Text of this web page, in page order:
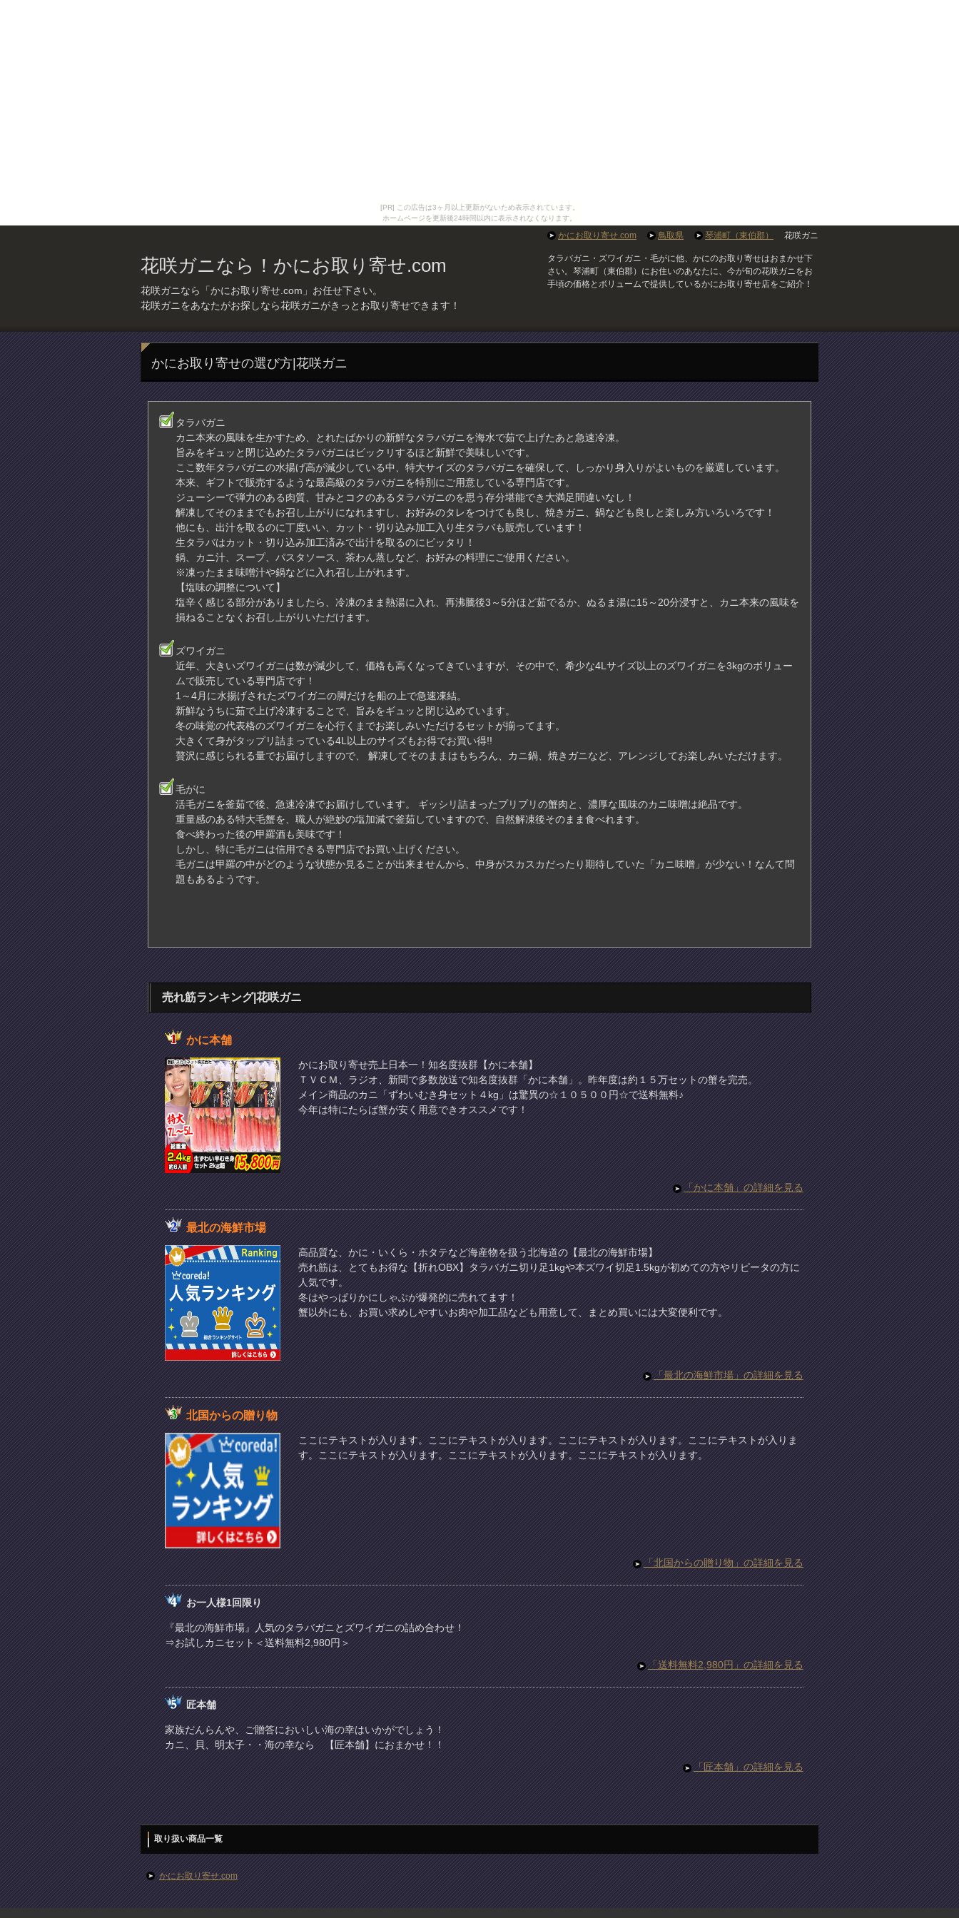
[PR] この広告は3ヶ月以上更新がないため表示されています。
ホームページを更新後24時間以内に表示されなくなります。
花咲ガニなら！かにお取り寄せ.com
花咲ガニなら「かにお取り寄せ.com」お任せ下さい。
花咲ガニをあなたがお探しなら花咲ガニがきっとお取り寄せできます！
タラバガニ・ズワイガニ・毛がに他、かにのお取り寄せはおまかせ下
さい。琴浦町（東伯郡）にお住いのあなたに、今が旬の花咲ガニをお
手頃の価格とボリュームで提供しているかにお取り寄せ店をご紹介！
かにお取り寄せの選び方|花咲ガニ
タラバガニ
カニ本来の風味を生かすため、とれたばかりの新鮮なタラバガニを海水で茹で上げたあと急速冷凍。
旨みをギュッと閉じ込めたタラバガニはビックリするほど新鮮で美味しいです。
ここ数年タラバガニの水揚げ高が減少している中、特大サイズのタラバガニを確保して、しっかり身入りがよいものを厳選しています。
本来、ギフトで販売するような最高級のタラバガニを特別にご用意している専門店です。
ジューシーで弾力のある肉質、甘みとコクのあるタラバガニのを思う存分堪能でき大満足間違いなし！
解凍してそのままでもお召し上がりになれますし、お好みのタレをつけても良し、焼きガニ、鍋なども良しと楽しみ方いろいろです！
他にも、出汁を取るのに丁度いい、カット・切り込み加工入り生タラバも販売しています！
生タラバはカット・切り込み加工済みで出汁を取るのにピッタリ！
鍋、カニ汁、スープ、パスタソース、茶わん蒸しなど、お好みの料理にご使用ください。
※凍ったまま味噌汁や鍋などに入れ召し上がれます。
【塩味の調整について】
塩辛く感じる部分がありましたら、冷凍のまま熱湯に入れ、再沸騰後3～5分ほど茹でるか、ぬるま湯に15～20分浸すと、カニ本来の風味を
損ねることなくお召し上がりいただけます。
ズワイガニ
近年、大きいズワイガニは数が減少して、価格も高くなってきていますが、その中で、希少な4Lサイズ以上のズワイガニを3kgのボリュー
ムで販売している専門店です！
1～4月に水揚げされたズワイガニの脚だけを船の上で急速凍結。
新鮮なうちに茹で上げ冷凍することで、旨みをギュッと閉じ込めています。
冬の味覚の代表格のズワイガニを心行くまでお楽しみいただけるセットが揃ってます。
大きくて身がタップリ詰まっている4L以上のサイズもお得でお買い得!!
贅沢に感じられる量でお届けしますので、 解凍してそのままはもちろん、カニ鍋、焼きガニなど、アレンジしてお楽しみいただけます。
毛がに
活毛ガニを釜茹で後、急速冷凍でお届けしています。 ギッシリ詰まったプリプリの蟹肉と、濃厚な風味のカニ味噌は絶品です。
重量感のある特大毛蟹を、職人が絶妙の塩加減で釜茹していますので、自然解凍後そのまま食べれます。
食べ終わった後の甲羅酒も美味です！
しかし、特に毛ガニは信用できる専門店でお買い上げください。
毛ガニは甲羅の中がどのような状態か見ることが出来ませんから、中身がスカスカだったり期待していた「カニ味噌」が少ない！なんて問
題もあるようです。
売れ筋ランキング|花咲ガニ
かに本舗
かにお取り寄せ売上日本一！知名度抜群【かに本舗】
ＴＶＣＭ、ラジオ、新聞で多数放送で知名度抜群「かに本舗」。昨年度は約１５万セットの蟹を完売。
メイン商品のカニ「ずわいむき身セット４kg」は驚異の☆１０５００円☆で送料無料♪
今年は特にたらば蟹が安く用意できオススメです！
「かに本舗」の詳細を見る
最北の海鮮市場
高品質な、かに・いくら・ホタテなど海産物を扱う北海道の【最北の海鮮市場】
売れ筋は、とてもお得な【折れOBX】タラバガニ切り足1kgや本ズワイ切足1.5kgが初めての方やリピータの方に
人気です。
冬はやっぱりかにしゃぶが爆発的に売れてます！
蟹以外にも、お買い求めしやすいお肉や加工品なども用意して、まとめ買いには大変便利です。
「最北の海鮮市場」の詳細を見る
北国からの贈り物
ここにテキストが入ります。ここにテキストが入ります。ここにテキストが入ります。ここにテキストが入りま
す。ここにテキストが入ります。ここにテキストが入ります。ここにテキストが入ります。
「北国からの贈り物」の詳細を見る
お一人様1回限り
『最北の海鮮市場』人気のタラバガニとズワイガニの詰め合わせ！
⇒お試しカニセット＜送料無料2,980円＞
「送料無料2,980円」の詳細を見る
匠本舗
家族だんらんや、ご贈答においしい海の幸はいかがでしょう！
カニ、貝、明太子・・海の幸なら 【匠本舗】におまかせ！！
「匠本舗」の詳細を見る
取り扱い商品一覧
かにお取り寄せ.com
かにお取り寄せ.com 鳥取県 琴浦町（東伯郡） 花咲ガニ